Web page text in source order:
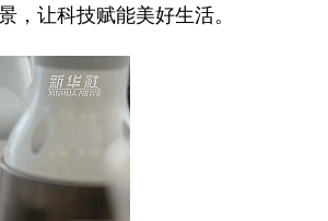
让科技赋能美好生活。